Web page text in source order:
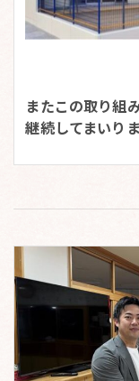
またこの取り組
継続してまいりま